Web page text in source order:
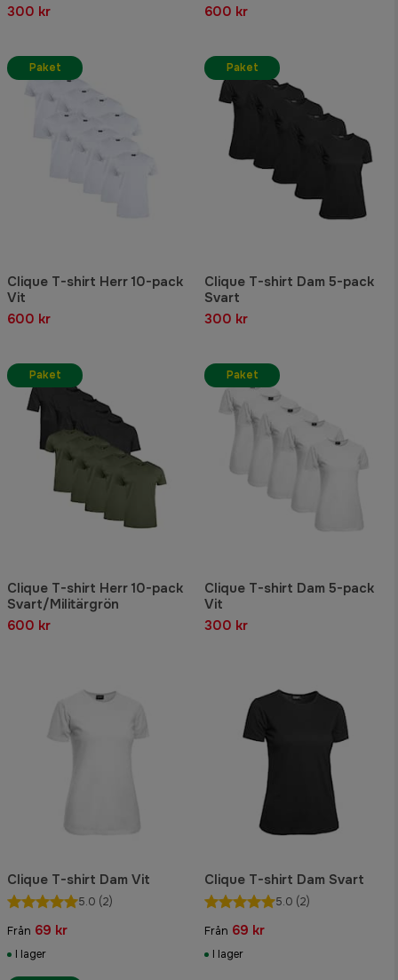
300 kr 600 kr
Clique T-shirt Herr 10-pack
Vit
600 kr
Paket
Clique T-shirt Dam 5-pack
Svart
300 kr
Paket
Clique T-shirt Herr 10-pack
Svart/Militärgrön
600 kr
Paket
Clique T-shirt Dam 5-pack
Vit
300 kr
Paket
Clique T-shirt Dam Vit
5.0 (2)
Från 69 kr
I lager
Clique T-shirt Dam Svart
5.0 (2)
Från 69 kr
I lager